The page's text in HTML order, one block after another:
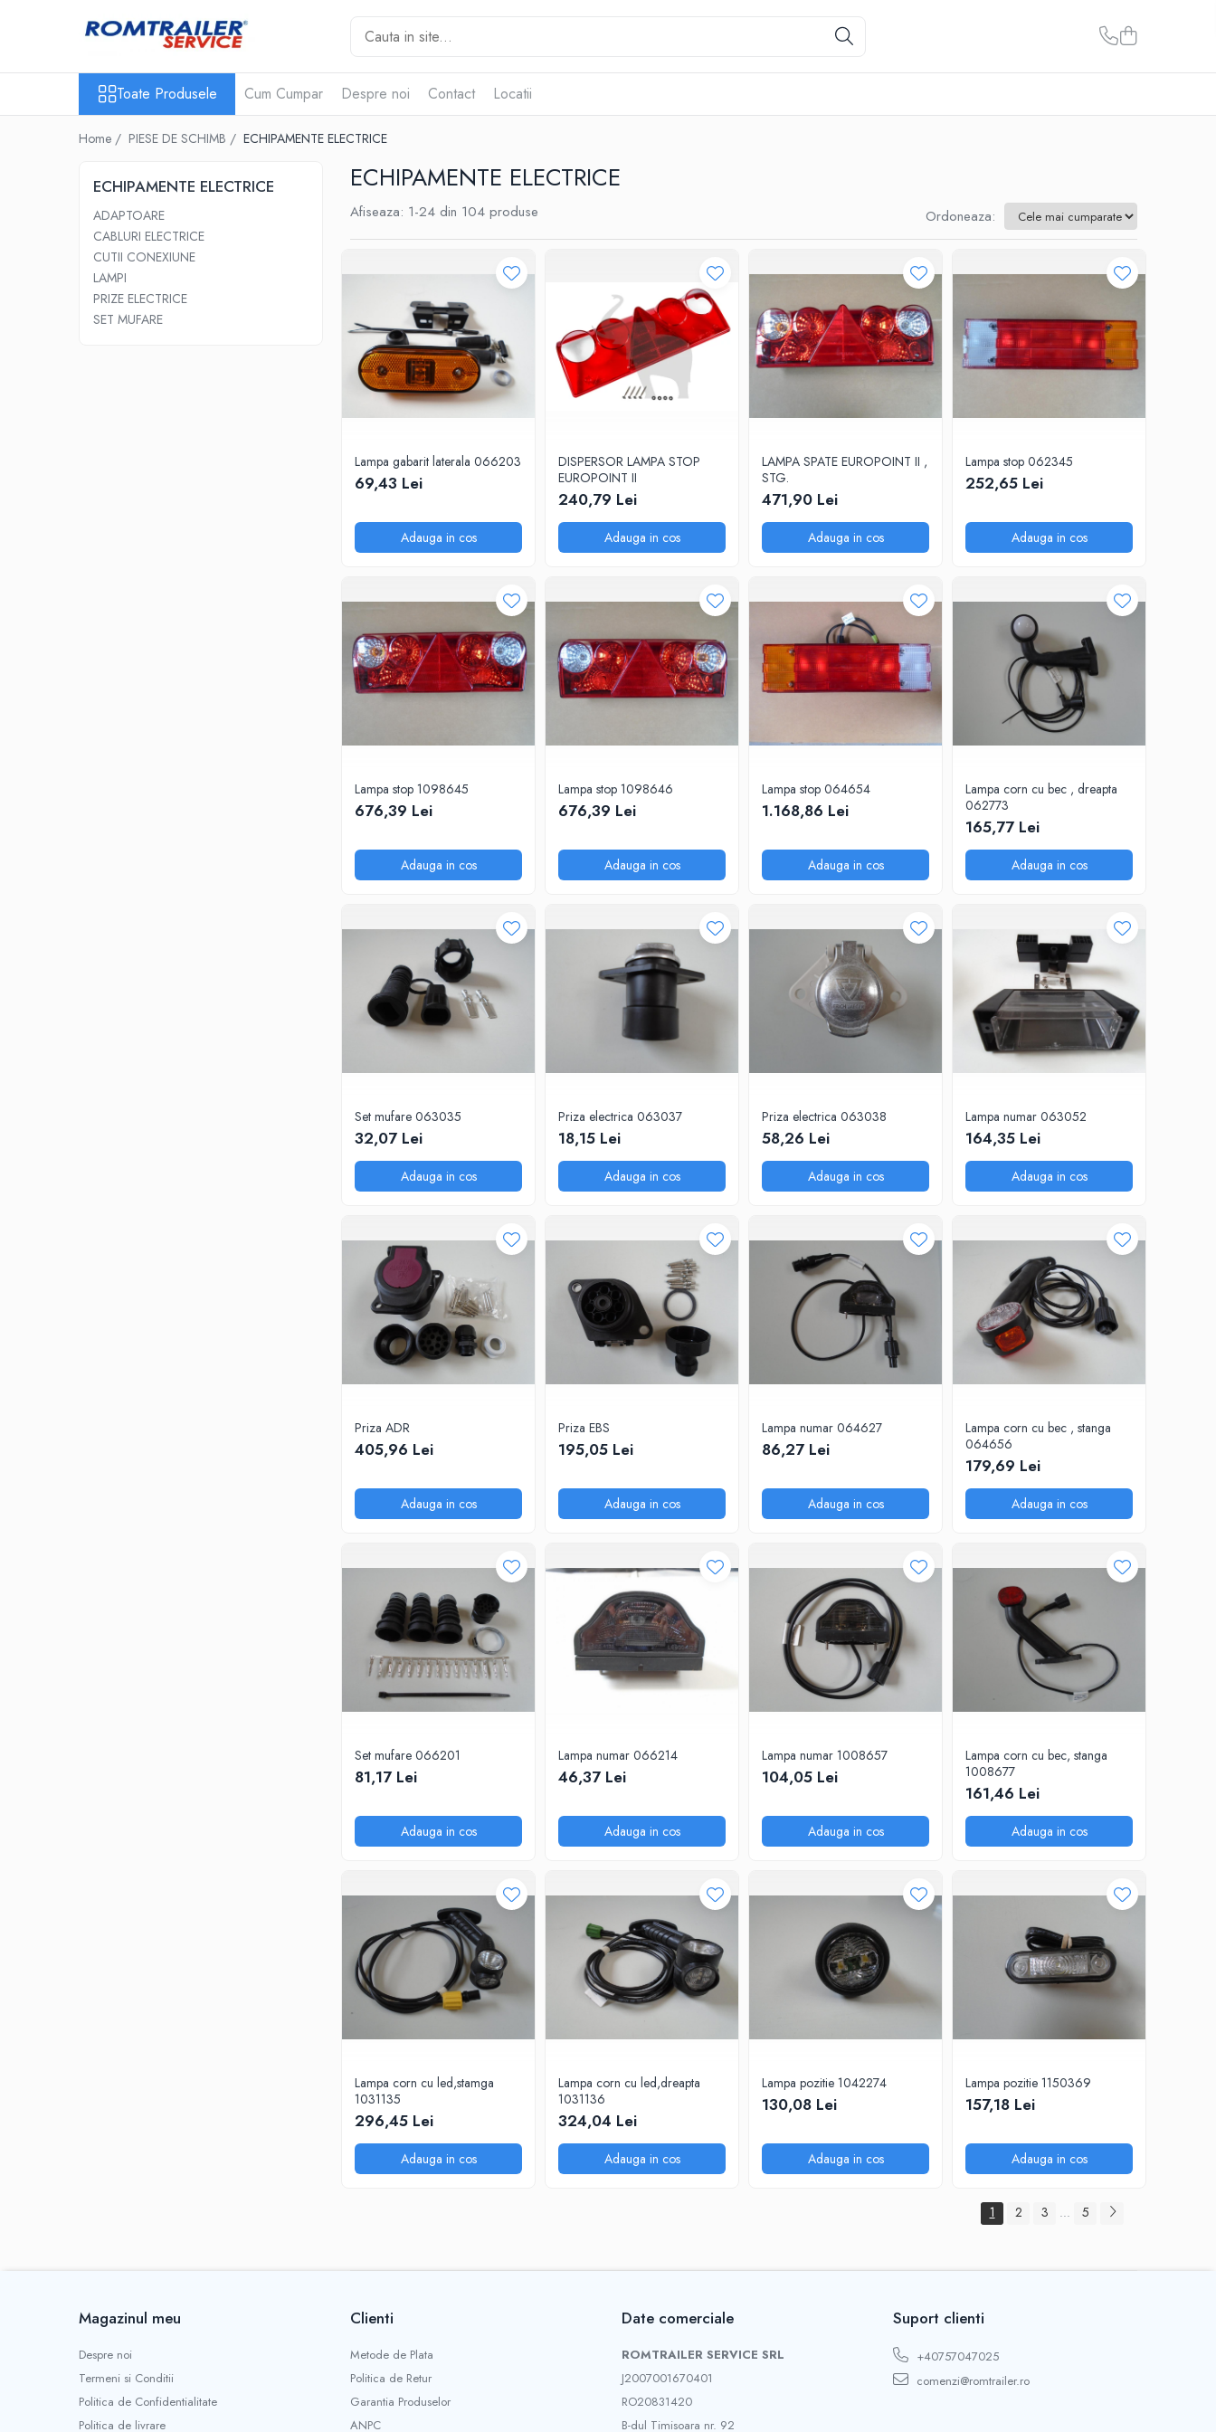
PIESE DE SCHIMB
ECHIPAMENTE ELECTRICE
CUTII CONEXIUNE
PRIZE ELECTRICE
ELEMENTE DE CAROSERIE
Toate Produsele Cum Cumpar Despre noi Contact Locatii
Home / PIESE DE SCHIMB / ECHIPAMENTE ELECTRICE
ECHIPAMENTE ELECTRICE
ECHIPAMENTE ELECTRICE
ADAPTOARE
CABLURI ELECTRICE
CUTII CONEXIUNE
LAMPI
PRIZE ELECTRICE
SET MUFARE
Afiseaza: 1-24 din 104 produse Ordoneaza:
Lampa gabarit laterala 066203
69,43 Lei
Adauga in cos
DISPERSOR LAMPA STOP
EUROPOINT II
240,79 Lei
Adauga in cos
LAMPA SPATE EUROPOINT II ,
STG.
471,90 Lei
Adauga in cos
Lampa stop 062345
252,65 Lei
Adauga in cos
Lampa stop 1098645
676,39 Lei
Adauga in cos
Lampa stop 1098646
676,39 Lei
Adauga in cos
Lampa stop 064654
1.168,86 Lei
Adauga in cos
Lampa corn cu bec , dreapta
062773
165,77 Lei
Adauga in cos
Set mufare 063035
32,07 Lei
Adauga in cos
Priza electrica 063037
18,15 Lei
Adauga in cos
Priza electrica 063038
58,26 Lei
Adauga in cos
Lampa numar 063052
164,35 Lei
Adauga in cos
Priza ADR
405,96 Lei
Adauga in cos
Priza EBS
195,05 Lei
Adauga in cos
Lampa numar 064627
86,27 Lei
Adauga in cos
Lampa corn cu bec , stanga
064656
179,69 Lei
Adauga in cos
Set mufare 066201
81,17 Lei
Adauga in cos
Lampa numar 066214
46,37 Lei
Adauga in cos
Lampa numar 1008657
104,05 Lei
Adauga in cos
Lampa corn cu bec, stanga
1008677
161,46 Lei
Adauga in cos
Lampa corn cu led,stamga
1031135
296,45 Lei
Adauga in cos
Lampa corn cu led,dreapta
1031136
324,04 Lei
Adauga in cos
Lampa pozitie 1042274
130,08 Lei
Adauga in cos
Lampa pozitie 1150369
157,18 Lei
Adauga in cos
1 2 3 ... 5
Magazinul meu
Despre noi
Termeni si Conditii
Politica de Confidentialitate
Politica de livrare
Clienti
Metode de Plata
Politica de Retur
Garantia Produselor
ANPC
Date comerciale
ROMTRAILER SERVICE SRL
J2007001670401
RO20831420
B-dul Timisoara nr. 92
Suport clienti
+40757047025
comenzi@romtrailer.ro